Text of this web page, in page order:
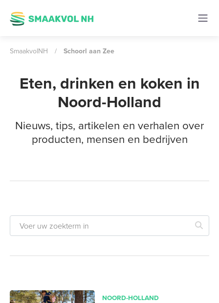
SmaakvolNH / Schoorl aan Zee
Eten, drinken en koken in
Noord-Holland
Nieuws, tips, artikelen en verhalen over
producten, mensen en bedrijven
NOORD-HOLLAND